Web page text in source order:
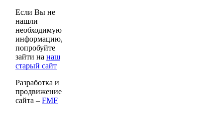
Если Вы не
нашли
необходимую
информацию,
попробуйте
зайти на наш
старый сайт
Разработка и
продвижение
сайта – FMF